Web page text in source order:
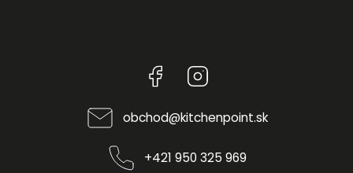
Facebook
obchod@kitchenpoint.sk
+421 950 325 969